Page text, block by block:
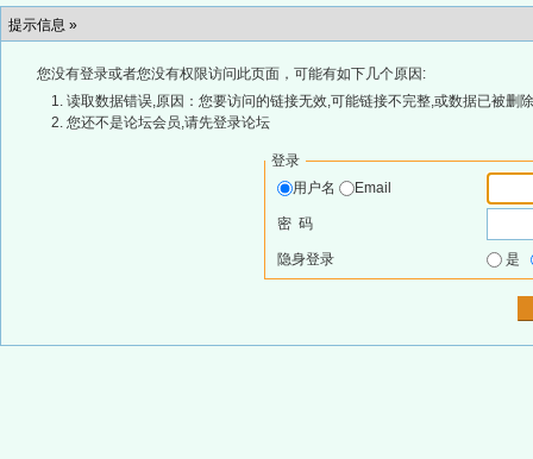
提示信息 »
您没有登录或者您没有权限访问此页面，可能有如下几个原因:
读取数据错误,原因：您要访问的链接无效,可能链接不完整,或数据已被删
您还不是论坛会员,请先登录论坛
登录
用户名
Email
密 码
隐身登录 是